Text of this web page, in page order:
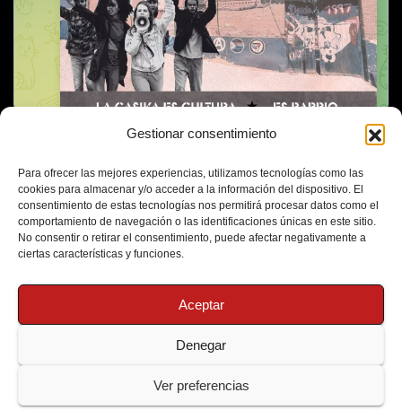
Gestionar consentimiento
Para ofrecer las mejores experiencias, utilizamos tecnologías como las
cookies para almacenar y/o acceder a la información del dispositivo. El
consentimiento de estas tecnologías nos permitirá procesar datos como el
comportamiento de navegación o las identificaciones únicas en este sitio.
No consentir o retirar el consentimiento, puede afectar negativamente a
ciertas características y funciones.
Aceptar
Denegar
Ver preferencias